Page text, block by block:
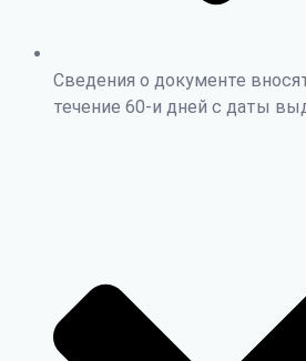
Сведения о документе
течение 60-и дней с даты